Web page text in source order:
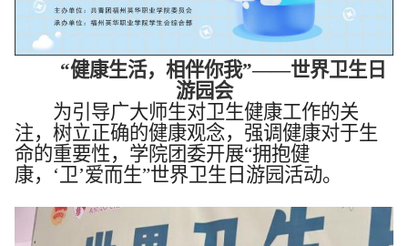
“健康生活，相伴你我”——世界卫生日
游园会
为引导广大师生对卫生健康工作的关
注，树立正确的健康观念，强调健康对于生
命的重要性，学院团委开展“拥抱健
康，‘卫’爱而生”世界卫生日游园活动。